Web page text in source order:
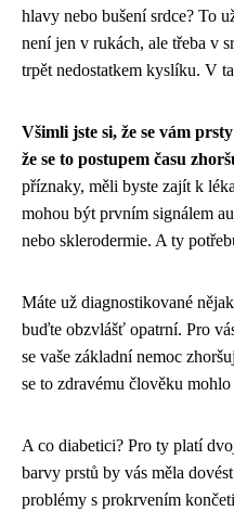
hlavy nebo bušení srdce? To
není jen v rukách, ale třeba v
trpět nedostatkem kyslíku. V
Všimli jste si, že se vám
že se to postupem času
příznaky, měli byste zajít k
mohou být prvním signálem
nebo sklerodermie. A ty
Máte už diagnostikované
buďte obzvlášť opatrní. Pro
se vaše základní nemoc
se to zdravému člověku
A co diabetici? Pro ty platí
barvy prstů by vás měla
problémy s prokrvením